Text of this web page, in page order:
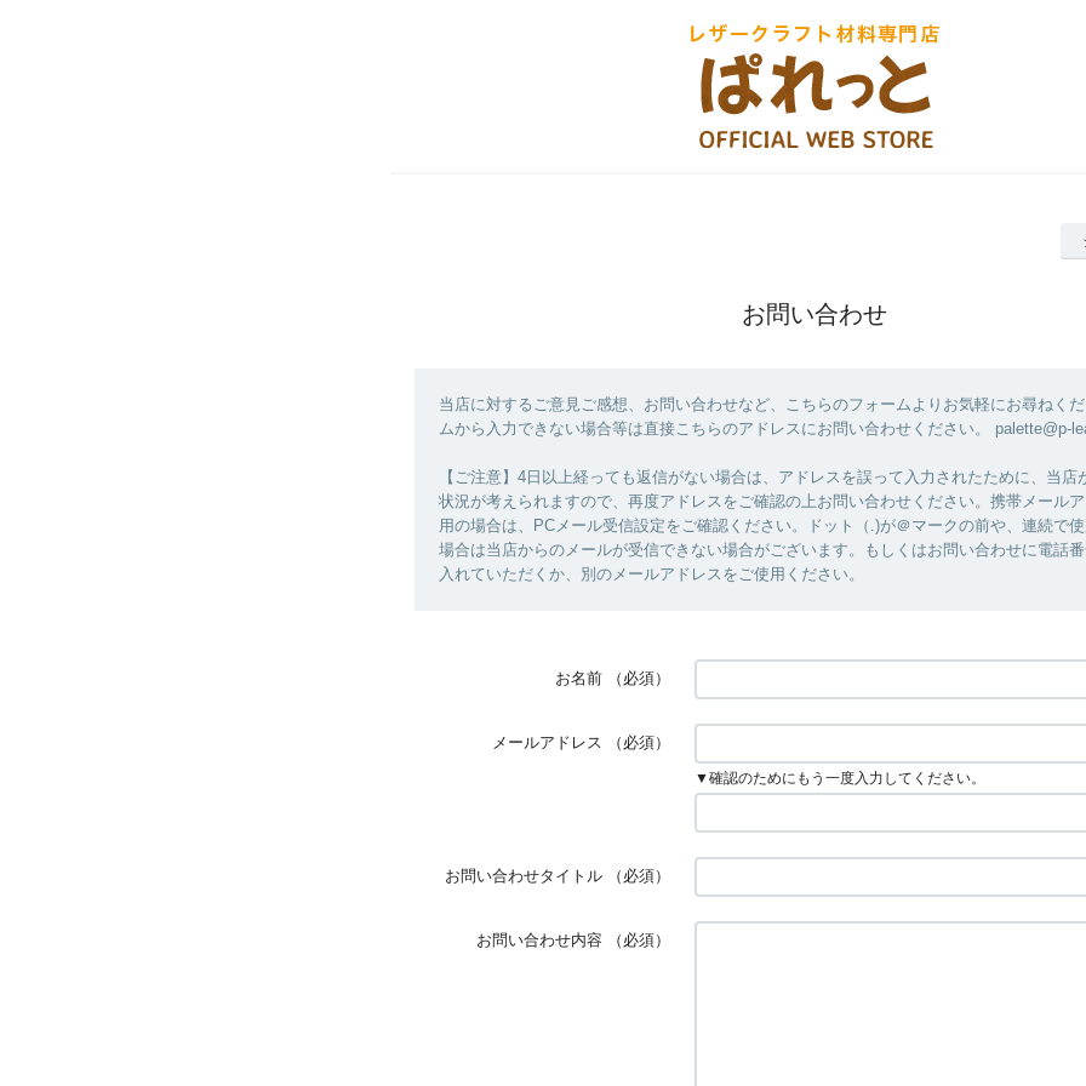
お問い合わせ
当店に対するご意見ご感想、お問い合わせなど、こちらのフォームよりお気軽にお尋ねく
ムから入力できない場合等は直接こちらのアドレスにお問い合わせください。 palette@p-
【ご注意】4日以上経っても返信がない場合は、アドレスを誤って入力されたために、当店
状況が考えられますので、再度アドレスをご確認の上お問い合わせください。携帯メール
用の場合は、PCメール受信設定をご確認ください。ドット（.)が＠マークの前や、連続で
場合は当店からのメールが受信できない場合がございます。もしくはお問い合わせに電話
入れていただくか、別のメールアドレスをご使用ください。
お名前 （必須）
メールアドレス （必須）
▼確認のためにもう一度入力してください。
お問い合わせタイトル （必須）
お問い合わせ内容 （必須）